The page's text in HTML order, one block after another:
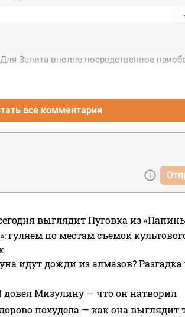
Зенита вполне посредственное
все комментарии
выглядит Пуговка из
гуляем по местам съемок
идут дожди из алмазов?
довел Мизулину — что он натворил
похудела — как она выглядит